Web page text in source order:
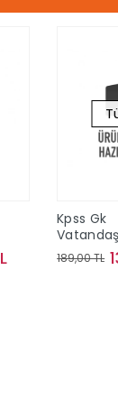
Kpss Gk
189,00 TL